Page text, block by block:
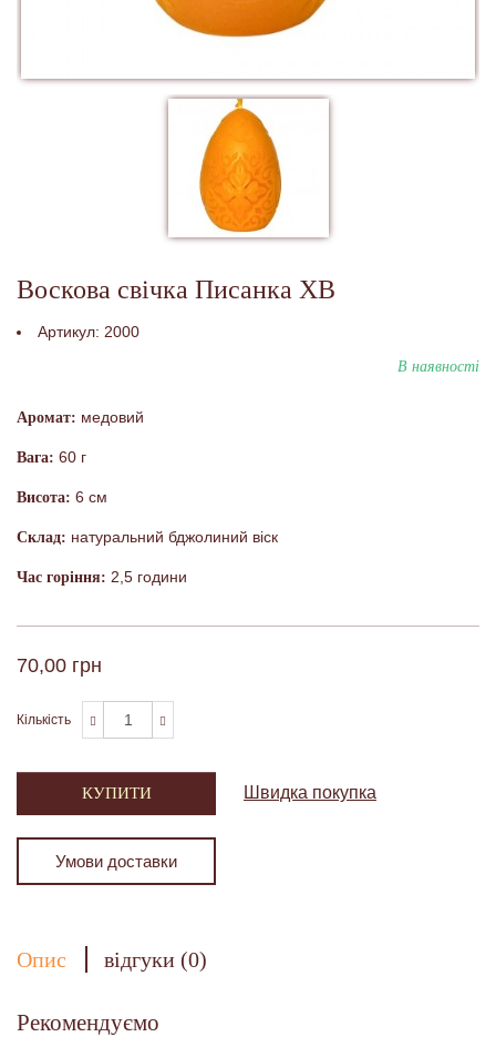
Воскова свічка Писанка ХВ
Артикул: 2000
В наявності
Аромат: медовий
Вага: 60 г
Висота: 6 см
Склад: натуральний бджолиний віск
Час горіння: 2,5 години
70,00 грн
Кількість
КУПИТИ Швидка покупка
Умови доставки
Опис відгуки (0)
Рекомендуємо